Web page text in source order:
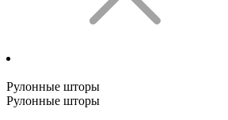
Рулонные шторы
Рулонные шторы